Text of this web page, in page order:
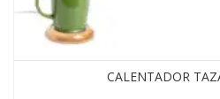
CALENTADOR